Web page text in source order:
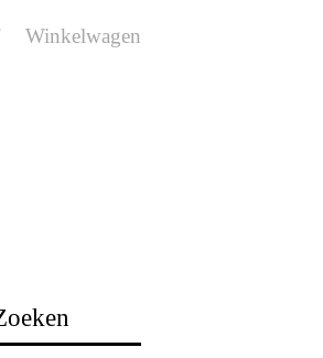
Winkelwagen